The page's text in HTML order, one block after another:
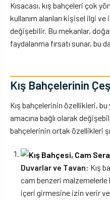
Kısacası, kış bahçeleri çok
kullanım alanları kişisel ilgi
değişebilir. Bu mekanlar,
faydalanma fırsatı sunar, bu
Kış Bahçelerinin
Kış bahçelerinin özellikleri, bu
amacına bağlı olarak
bahçelerinin ortak özellikleri
Duvarlar ve Tavan: Kış
cam benzeri malzemelerle
içeri girmesine izin verir ve